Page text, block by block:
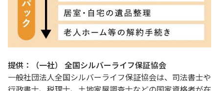
提供：（一社） 全国シルバーライフ保証協会
一般社団法人全国シルバーライフ保証協会は、司法書士や